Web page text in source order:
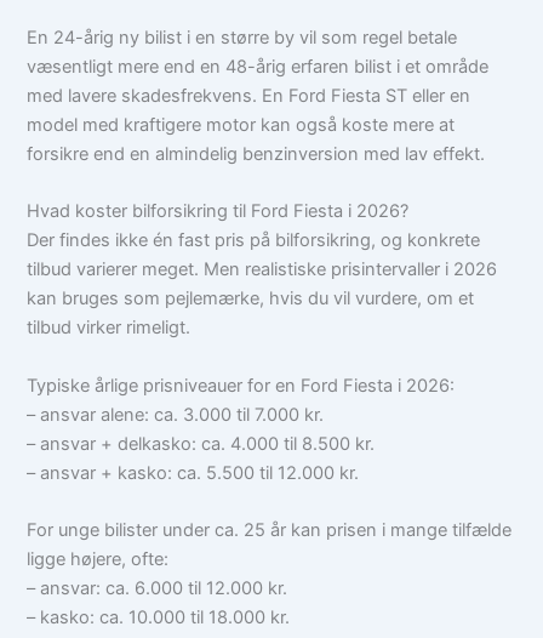
En 24-årig ny bilist i en større by vil som regel betale
væsentligt mere end en 48-årig erfaren bilist i et område
med lavere skadesfrekvens. En Ford Fiesta ST eller en
model med kraftigere motor kan også koste mere at
forsikre end en almindelig benzinversion med lav effekt.
Hvad koster bilforsikring til Ford Fiesta i 2026?
Der findes ikke én fast pris på bilforsikring, og konkrete
tilbud varierer meget. Men realistiske prisintervaller i 2026
kan bruges som pejlemærke, hvis du vil vurdere, om et
tilbud virker rimeligt.
Typiske årlige prisniveauer for en Ford Fiesta i 2026:
– ansvar alene: ca. 3.000 til 7.000 kr.
– ansvar + delkasko: ca. 4.000 til 8.500 kr.
– ansvar + kasko: ca. 5.500 til 12.000 kr.
For unge bilister under ca. 25 år kan prisen i mange tilfælde
ligge højere, ofte:
– ansvar: ca. 6.000 til 12.000 kr.
– kasko: ca. 10.000 til 18.000 kr.